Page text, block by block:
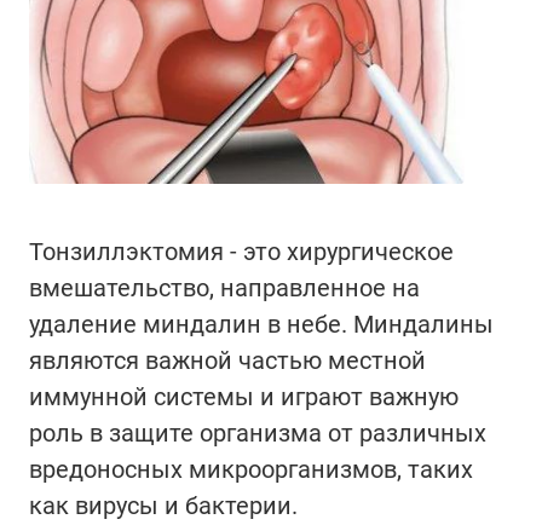
Тонзиллэктомия - это хирургическое
вмешательство, направленное на
удаление миндалин в небе. Миндалины
являются важной частью местной
иммунной системы и играют важную
роль в защите организма от различных
вредоносных микроорганизмов, таких
как вирусы и бактерии.